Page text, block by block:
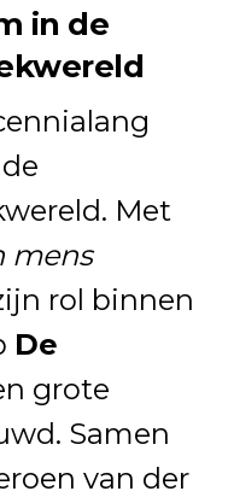
in de
Met
mens
rol binnen
De
grote
Samen
van der